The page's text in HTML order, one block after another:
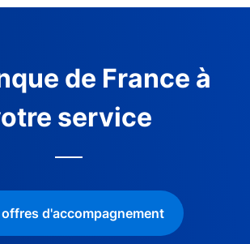
de France à
service
d'accompagnement